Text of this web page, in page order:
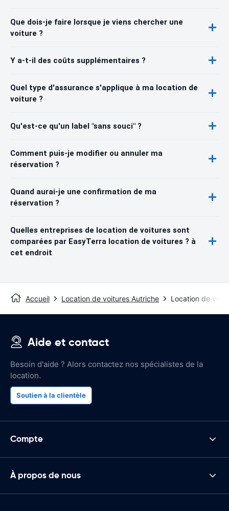
Que dois-je faire lorsque je viens chercher une
voiture ?
Y a-t-il des coûts supplémentaires ?
Quel type d'assurance s'applique à ma location de
voiture ?
Qu'est-ce qu'un label "sans souci" ?
Comment puis-je modifier ou annuler ma
réservation ?
Quand aurai-je une confirmation de ma
réservation ?
Quelles entreprises de location de voitures sont
comparées par EasyTerra location de voitures ? à
cet endroit
Accueil Location de voitures Autriche Location de
Aide et contact
Besoin d'aide ? Alors contactez nos spécialistes de la
location.
Soutien à la clientèle
Compte
À propos de nous